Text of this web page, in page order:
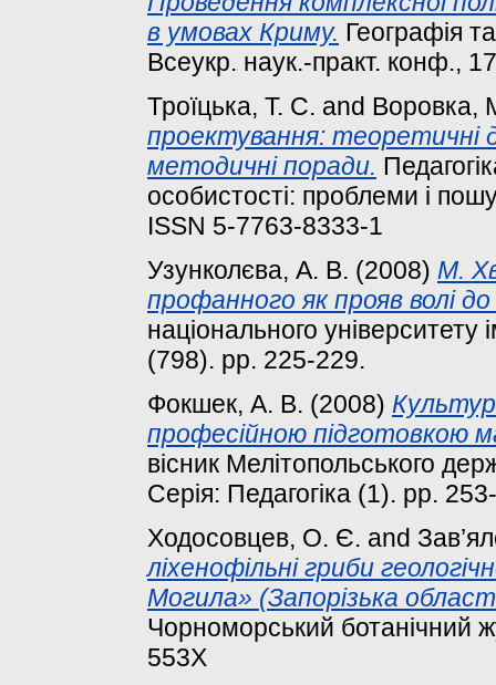
в умовах Криму. Географія
Всеукр. наук.-практ. конф.,
Троїцька, Т. С. and Воровка,
проектування: теоретичні
методичні поради.
особистості: проблеми і
ISSN 5-7763-8333-1
Узунколєва, А. В. (2008) М.
профанного як прояв волі
національного університету
(798). pp. 225-229.
Фокшек, А. В. (2008)
професійною підготовкою
вісник Мелітопольського
Серія: Педагогіка (1). pp.
Ходосовцев, О. Є. and
ліхенофільні гриби
Могила» (Запорізька
Чорноморський ботанічний
553Х